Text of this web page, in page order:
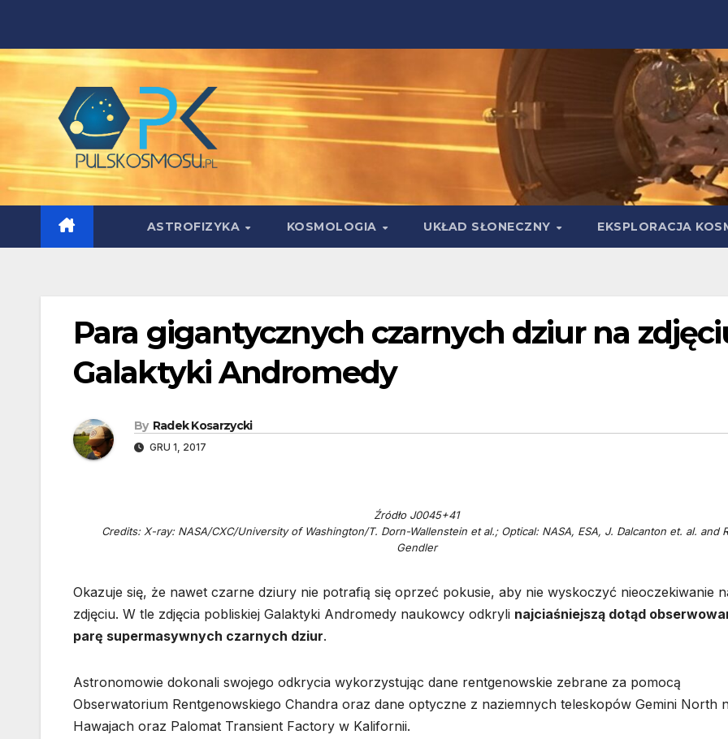
content
ASTROFIZYKA KOSMOLOGIA UKŁAD SŁONECZNY EKSPLORACJA
Para gigantycznych czarnych dziur na
Galaktyki Andromedy
By Radek Kosarzycki
GRU 1, 2017
Źródło J0045+41
Credits: X-ray: NASA/CXC/University of Washington/T. Dorn-Wallenstein et al.; Optical: NASA, ESA, J. Dalcanton et. al. and
Gendler
Okazuje się, że nawet czarne dziury nie potrafią się oprzeć pokusie, aby nie wyskoczyć nieoczekiwanie
zdjęciu. W tle zdjęcia pobliskiej Galaktyki Andromedy naukowcy odkryli najciaśniejszą dotąd
parę supermasywnych czarnych dziur.
Astronomowie dokonali swojego odkrycia wykorzystując dane rentgenowskie zebrane za pomocą
Obserwatorium Rentgenowskiego Chandra oraz dane optyczne z naziemnych teleskopów Gemini North
Hawajach oraz Palomat Transient Factory w Kalifornii.